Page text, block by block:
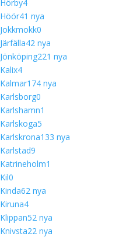
Hörby4
Höör41 nya
Jokkmokk0
Järfälla42 nya
Jönköping221 nya
Kalix4
Kalmar174 nya
Karlsborg0
Karlshamn1
Karlskoga5
Karlskrona133 nya
Karlstad9
Katrineholm1
Kil0
Kinda62 nya
Kiruna4
Klippan52 nya
Knivsta22 nya